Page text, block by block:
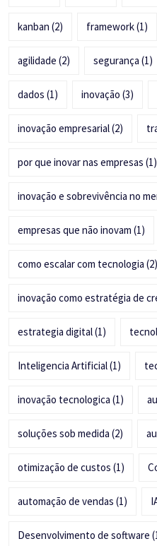
kanban (2) framework(1)
agilidade (2) segurança (1)
dados (1) inovação (3)
inovação empresarial(2)
por que inovar nas empresas (1)
inovação e sobrevivência no
empresas que não inovam (1)
como escalar com tecnologia (2)
inovação como estratégia de
estrategia digital(1)
Inteligencia Artificial(1)
inovação tecnologica (1)
soluções sob medida (2)
otimização de custos (1)
automação de vendas (1)
Desenvolvimento de software